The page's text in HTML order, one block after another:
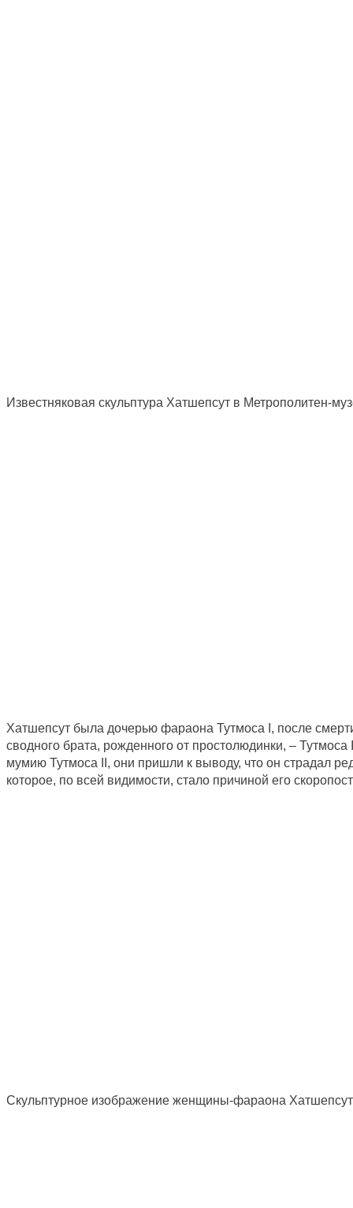
Известняковая скульптура Хатшепсут в Метрополитен-
Хатшепсут была дочерью фараона Тутмоса I, после
сводного брата, рожденного от простолюдинки, – Тутмоса
мумию Тутмоса II, они пришли к выводу, что он страдал
которое, по всей видимости, стало причиной его
Скульптурное изображение женщины-фараона Хатшепсут